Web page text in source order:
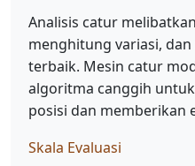
Analisis catur
menghitung variasi,
terbaik. Mesin catur
algoritma canggih
posisi dan memberikan
Skala Evaluasi